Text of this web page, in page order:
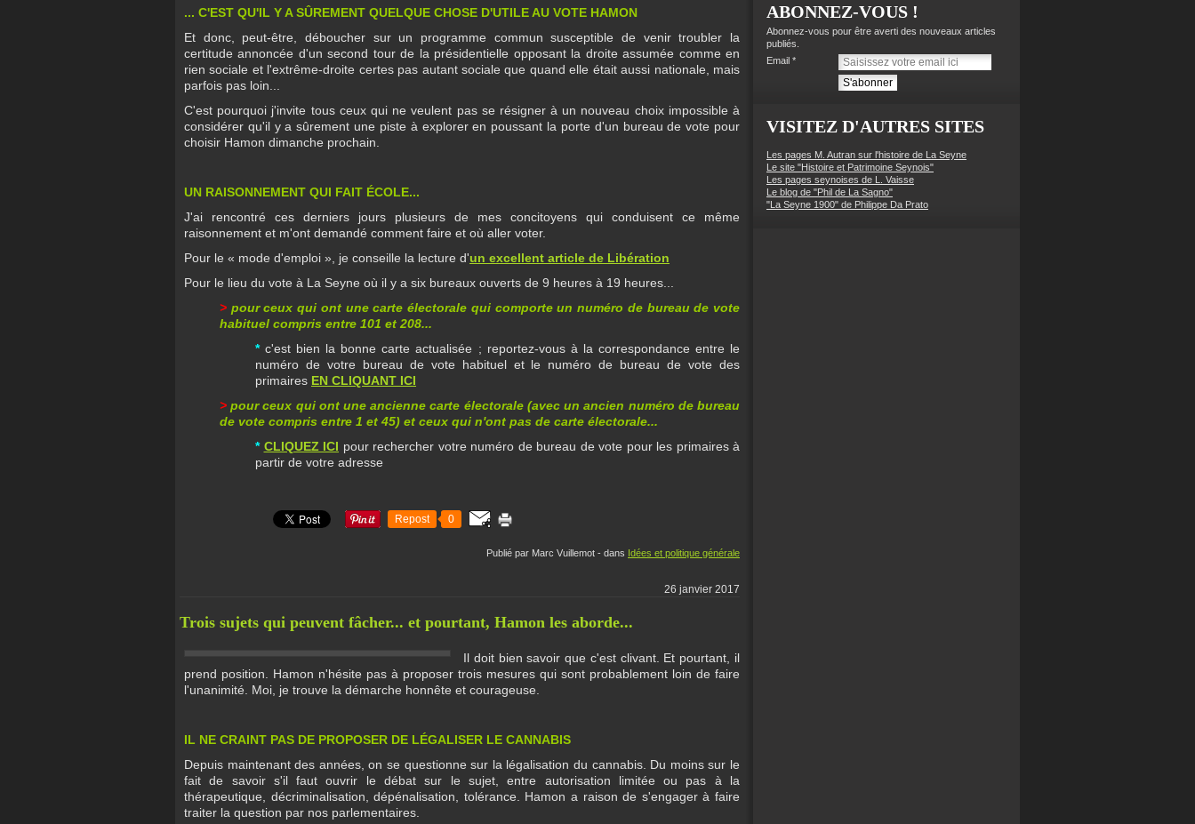
... C'EST QU'IL Y A SÛREMENT QUELQUE CHOSE D'UTILE AU VOTE HAMON
Et donc, peut-être, déboucher sur un programme commun susceptible de venir troubler la
certitude annoncée d'un second tour de la présidentielle opposant la droite assumée comme en
rien sociale et l'extrême-droite certes pas autant sociale que quand elle était aussi nationale, mais
parfois pas loin...
C'est pourquoi j'invite tous ceux qui ne veulent pas se résigner à un nouveau choix impossible à
considérer qu'il y a sûrement une piste à explorer en poussant la porte d'un bureau de vote pour
choisir Hamon dimanche prochain.
UN RAISONNEMENT QUI FAIT ÉCOLE...
J'ai rencontré ces derniers jours plusieurs de mes concitoyens qui conduisent ce même
raisonnement et m'ont demandé comment faire et où aller voter.
Pour le « mode d'emploi », je conseille la lecture d'un excellent article de Libération
Pour le lieu du vote à La Seyne où il y a six bureaux ouverts de 9 heures à 19 heures...
> pour ceux qui ont une carte électorale qui comporte un numéro de bureau de vote
habituel compris entre 101 et 208...
*c'est bien la bonne carte actualisée ; reportez-vous à la correspondance entre le
numéro de votre bureau de vote habituel et le numéro de bureau de vote des
primaires EN CLIQUANT ICI
> pour ceux qui ont une ancienne carte électorale (avec un ancien numéro de bureau
de vote compris entre 1 et 45) et ceux qui n'ont pas de carte électorale...
* CLIQUEZ ICI pour rechercher votre numéro de bureau de vote pour les primaires à
partir de votre adresse
Repost 0
Publié par Marc Vuillemot - dans Idées et politique générale
26 janvier 2017
Trois sujets qui peuvent fâcher... et pourtant, Hamon les aborde...
Il doit bien savoir que c'est clivant. Et pourtant, il
prend position. Hamon n'hésite pas à proposer trois mesures qui sont probablement loin de faire
l'unanimité. Moi, je trouve la démarche honnête et courageuse.
IL NE CRAINT PAS DE PROPOSER DE LÉGALISER LE CANNABIS
Depuis maintenant des années, on se questionne sur la légalisation du cannabis. Du moins sur le
fait de savoir s'il faut ouvrir le débat sur le sujet, entre autorisation limitée ou pas à la
thérapeutique, décriminalisation, dépénalisation, tolérance. Hamon a raison de s'engager à faire
traiter la question par nos parlementaires.
ABONNEZ-VOUS !
Abonnez-vous pour être averti des nouveaux articles
publiés.
Email
VISITEZ D'AUTRES SITES
Les pages M. Autran sur l'histoire de La Seyne
Le site "Histoire et Patrimoine Seynois"
Les pages seynoises de L. Vaisse
Le blog de "Phil de La Sagno"
"La Seyne 1900" de Philippe Da Prato